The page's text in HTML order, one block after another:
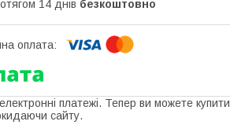
14 днів безкоштовно
платежі. Тепер ви можете купити
сайту.